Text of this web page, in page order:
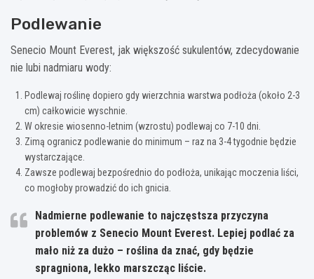
Podlewanie
Senecio Mount Everest, jak większość sukulentów, zdecydowanie
nie lubi nadmiaru wody:
Podlewaj roślinę dopiero gdy wierzchnia warstwa podłoża (około 2-3
cm) całkowicie wyschnie.
W okresie wiosenno-letnim (wzrostu) podlewaj co 7-10 dni.
Zimą ogranicz podlewanie do minimum – raz na 3-4 tygodnie będzie
wystarczające.
Zawsze podlewaj bezpośrednio do podłoża, unikając moczenia liści,
co mogłoby prowadzić do ich gnicia.
Nadmierne podlewanie to najczęstsza przyczyna
problemów z Senecio Mount Everest. Lepiej podlać za
mało niż za dużo – roślina da znać, gdy będzie
spragniona, lekko marszcząc liście.